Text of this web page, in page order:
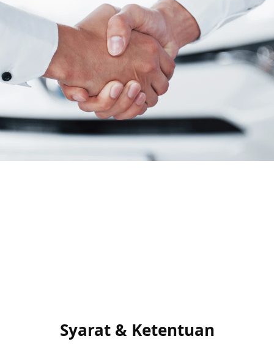
Syarat & Ketentuan